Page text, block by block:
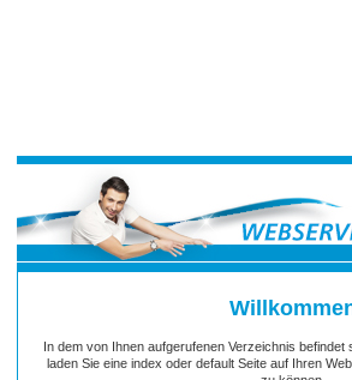
In dem von Ihnen aufgerufenen Verzeichnis
laden Sie eine index oder default Seite auf Ihren